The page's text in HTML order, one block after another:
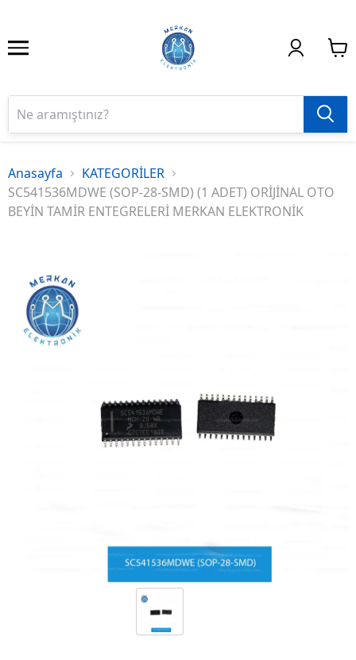
Anasayfa
KATEGORİLER
SC541536MDWE (SOP-28-SMD) (1 ADET) ORİJİNAL OTO
BEYİN TAMİR ENTEGRELERİ MERKAN ELEKTRONİK